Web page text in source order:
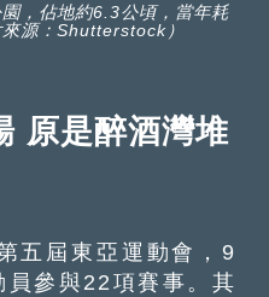
，佔地約6.3公頃，當年耗
源：Shutterstock）
原是醉酒灣堆
屆東亞運動會，9
參與22項賽事。其